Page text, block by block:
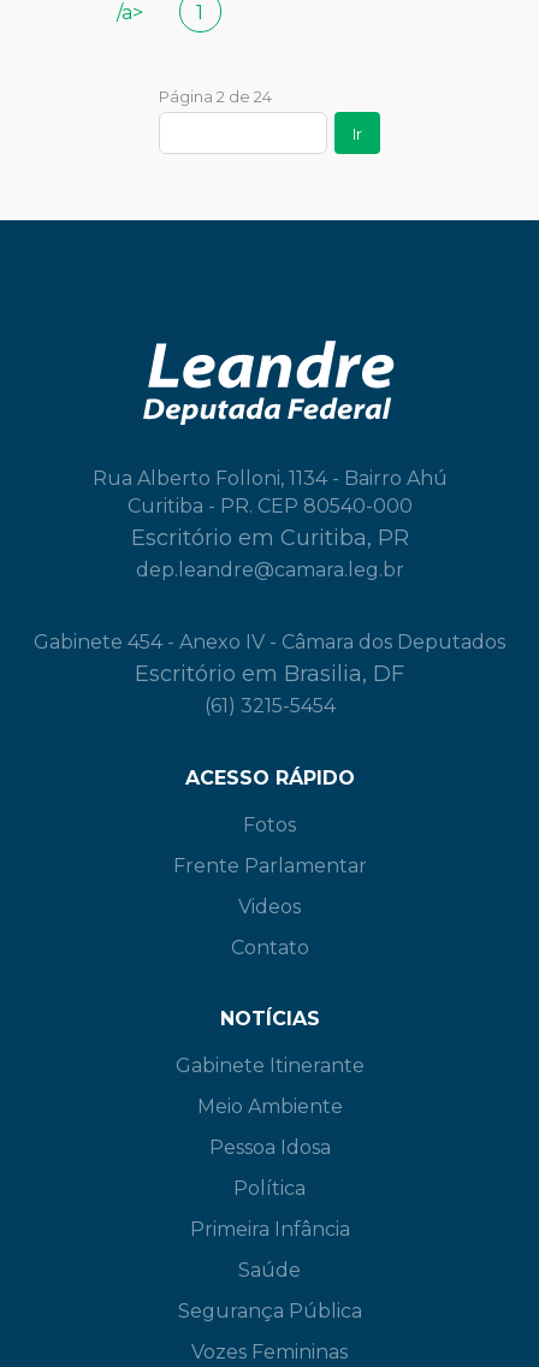
/a>
1
Página 2 de 24
Ir
Rua Alberto Folloni, 1134 - Bairro Ahú
Curitiba - PR. CEP 80540-000
Escritório em Curitiba, PR
dep.leandre@camara.leg.br
Gabinete 454 - Anexo IV - Câmara dos Deputados
Escritório em Brasilia, DF
(61) 3215-5454
ACESSO RÁPIDO
Fotos
Frente Parlamentar
Videos
Contato
NOTÍCIAS
Gabinete Itinerante
Meio Ambiente
Pessoa Idosa
Política
Primeira Infância
Saúde
Segurança Pública
Vozes Femininas